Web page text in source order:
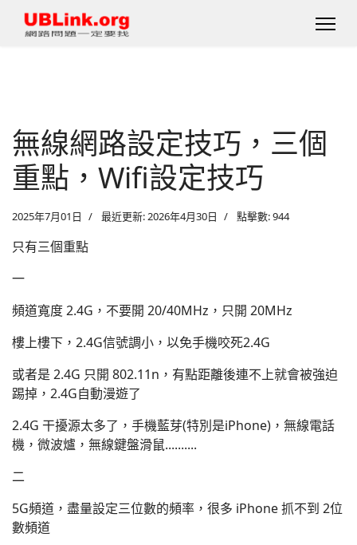
無線網路設定技巧，三個
重點，Wifi設定技巧
2025年7月01日 最近更新: 2026年4月30日 點擊數: 944
只有三個重點
一
頻道寬度 2.4G，不要開 20/40MHz，只開 20MHz
樓上樓下，2.4G信號調小，以免手機咬死2.4G
或者是 2.4G 只開 802.11n，有點距離後連不上就會被強迫
踢掉，2.4G自動漫遊了
2.4G 干擾源太多了，手機藍芽(特別是iPhone)，無線電話
機，微波爐，無線鍵盤滑鼠..........
二
5G頻道，盡量設定三位數的頻率，很多 iPhone 抓不到 2位
數頻道